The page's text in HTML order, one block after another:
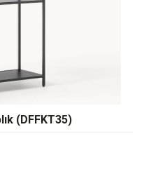
(DFFKT35)